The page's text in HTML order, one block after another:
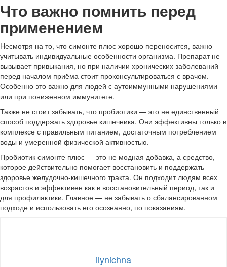
Что важно помнить перед
применением
Несмотря на то, что симонте плюс хорошо переносится, важно
учитывать индивидуальные особенности организма. Препарат не
вызывает привыкания, но при наличии хронических заболеваний
перед началом приёма стоит проконсультироваться с врачом.
Особенно это важно для людей с аутоиммунными нарушениями
или при пониженном иммунитете.
Также не стоит забывать, что пробиотики — это не единственный
способ поддержать здоровье кишечника. Они эффективны только в
комплексе с правильным питанием, достаточным потреблением
воды и умеренной физической активностью.
Пробиотик симонте плюс — это не модная добавка, а средство,
которое действительно помогает восстановить и поддержать
здоровье желудочно-кишечного тракта. Он подходит людям всех
возрастов и эффективен как в восстановительный период, так и
для профилактики. Главное — не забывать о сбалансированном
подходе и использовать его осознанно, по показаниям.
ilynichna